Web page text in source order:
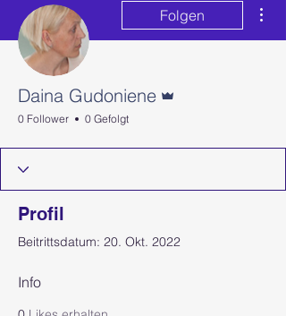
Folgen
Daina Gudoniene
0 Follower 0 Gefolgt
Profil
Beitrittsdatum: 20. Okt. 2022
Info